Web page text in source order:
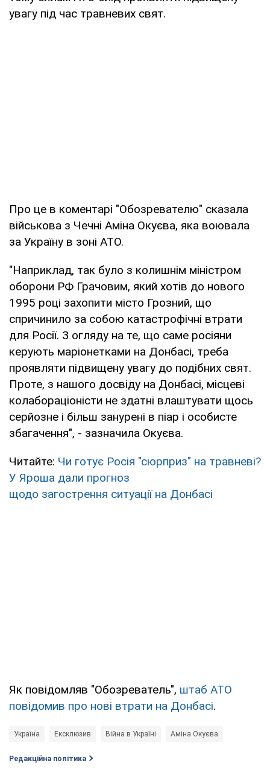
увагу під час травневих свят.
Про це в коментарі "Обозревателю" сказала
військова з Чечні Аміна Окуєва, яка воювала
за Україну в зоні АТО.
"Наприклад, так було з колишнім міністром
оборони РФ Грачовим, який хотів до нового
1995 році захопити місто Грозний, що
спричинило за собою катастрофічні втрати
для Росії. З огляду на те, що саме росіяни
керують маріонетками на Донбасі, треба
проявляти підвищену увагу до подібних свят.
Проте, з нашого досвіду на Донбасі, місцеві
колабораціоністи не здатні влаштувати щось
серйозне і більш занурені в піар і особисте
збагачення", - зазначила Окуєва.
Читайте: Чи готує Росія "сюрприз" на травневі?
У Яроша дали прогноз
щодо загострення ситуації на Донбасі
Як повідомляв "Обозреватель", штаб АТО
повідомив про нові втрати на Донбасі.
Україна Ексклюзив Війна в Україні Аміна Окуєва
Редакційна політика